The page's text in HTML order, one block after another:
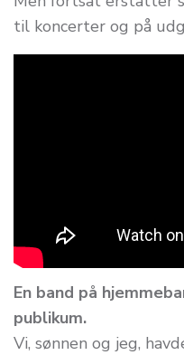
til koncerter og på
En band på
publikum.
Vi, sønnen og jeg,